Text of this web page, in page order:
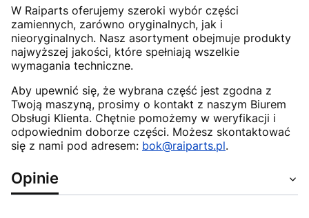
W Raiparts oferujemy szeroki wybór części
zamiennych, zarówno oryginalnych, jak i
nieoryginalnych. Nasz asortyment obejmuje produkty
najwyższej jakości, które spełniają wszelkie
wymagania techniczne.
Aby upewnić się, że wybrana część jest zgodna z
Twoją maszyną, prosimy o kontakt z naszym Biurem
Obsługi Klienta. Chętnie pomożemy w weryfikacji i
odpowiednim doborze części. Możesz skontaktować
się z nami pod adresem: bok@raiparts.pl.
Opinie